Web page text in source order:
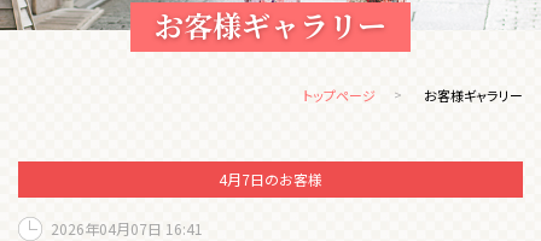
お客様ギャラリー
トップページ お客様ギャラリー
4月7日のお客様
2026年04月07日 16:41